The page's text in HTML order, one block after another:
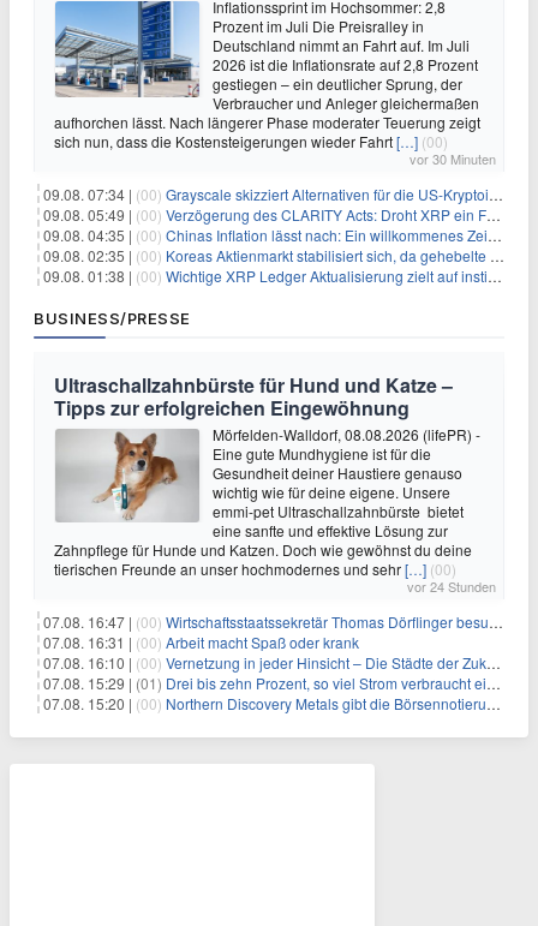
Inflationssprint im Hochsommer: 2,8
Prozent im Juli Die Preisralley in
Deutschland nimmt an Fahrt auf. Im Juli
2026 ist die Inflationsrate auf 2,8 Prozent
gestiegen – ein deutlicher Sprung, der
Verbraucher und Anleger gleichermaßen
aufhorchen lässt. Nach längerer Phase moderater Teuerung zeigt
sich nun, dass die Kostensteigerungen wieder Fahrt[…] (00)
vor 30 Minuten
09.08. 07:34 | (00) Grayscale skizziert Alternativen für die US-Kryptoindustrie ohne CLARITY Act
09.08. 05:49 | (00) Verzögerung des CLARITY Acts: Droht XRP ein Fall unter die $1-Marke?
09.08. 04:35 | (00) Chinas Inflation lässt nach: Ein willkommenes Zeichen für Investoren angesichts der Folgen des Öl-Schocks
09.08. 02:35 | (00) Koreas Aktienmarkt stabilisiert sich, da gehebelte Positionen abgebaut werden
09.08. 01:38 | (00) Wichtige XRP Ledger Aktualisierung zielt auf institutionelle Akzeptanz ab
BUSINESS/PRESSE
Ultraschallzahnbürste für Hund und Katze –
Tipps zur erfolgreichen Eingewöhnung
Mörfelden-Walldorf, 08.08.2026 (lifePR) -
Eine gute Mundhygiene ist für die
Gesundheit deiner Haustiere genauso
wichtig wie für deine eigene. Unsere
emmi-pet Ultraschallzahnbürste bietet
eine sanfte und effektive Lösung zur
Zahnpflege für Hunde und Katzen. Doch wie gewöhnst du deine
tierischen Freunde an unser hochmodernes und sehr[…] (00)
vor 24 Stunden
07.08. 16:47 | (00) Wirtschaftsstaatssekretär Thomas Dörflinger besucht Handwerksbetrieb im Kammerbezirk Freiburg
07.08. 16:31 | (00) Arbeit macht Spaß oder krank
07.08. 16:10 | (00) Vernetzung in jeder Hinsicht – Die Städte der Zukunft sind grün-blau
07.08. 15:29 | (01) Drei bis zehn Prozent, so viel Strom verbraucht ein Aufzug im Gebäude
07.08. 15:20 | (00) Northern Discovery Metals gibt die Börsennotierung an der Frankfurter Wertpapierbörse bekannt